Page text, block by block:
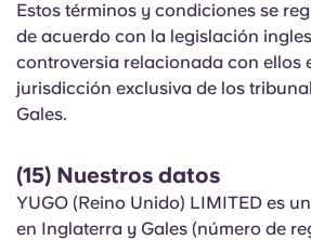
Estos términos y condiciones se
de acuerdo con la legislación
controversia relacionada con ellos
jurisdicción exclusiva de los
Gales.
(15) Nuestros datos
YUGO (Reino Unido) LIMITED es
en Inglaterra y Gales (número de